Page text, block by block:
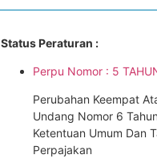
Status Peraturan :
Perpu Nomor : 5
Perubahan Keempat
Undang Nomor 6
Ketentuan Umum Dan
Perpajakan